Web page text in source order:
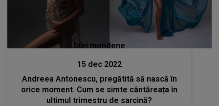
Stiri mondene
15 dec 2022
Andreea Antonescu, pregătită să nască în
orice moment. Cum se simte cântăreața în
ultimul trimestru de sarcină?